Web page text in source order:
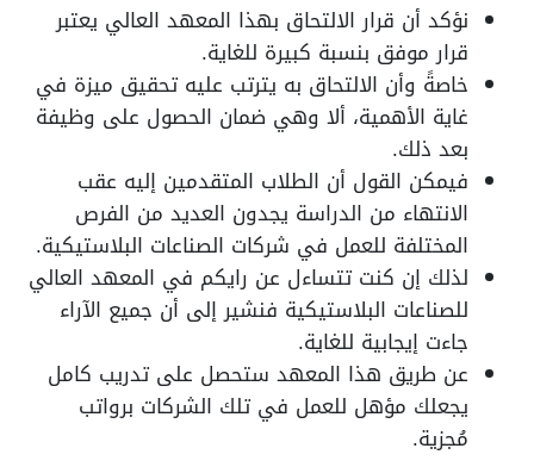
نؤكد أن قرار الالتحاق بهذا المعهد العالي يعتبر
قرار موفق بنسبة كبيرة للغاية.
خاصةً وأن الالتحاق به يترتب عليه تحقيق ميزة في
غاية الأهمية، ألا وهي ضمان الحصول على وظيفة
بعد ذلك.
فيمكن القول أن الطلاب المتقدمين إليه عقب
الانتهاء من الدراسة يجدون العديد من الفرص
المختلفة للعمل في شركات الصناعات البلاستيكية.
لذلك إن كنت تتساءل عن رايكم في المعهد العالي
للصناعات البلاستيكية فنشير إلى أن جميع الآراء
جاءت إيجابية للغاية.
عن طريق هذا المعهد ستحصل على تدريب كامل
يجعلك مؤهل للعمل في تلك الشركات برواتب
مُجزية.